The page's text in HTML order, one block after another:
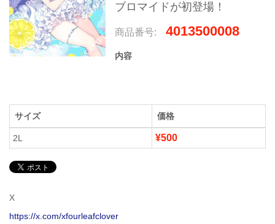
ブロマイドが初登場！
商品番号: 4013500008
内容
サイズ 価格
2L ¥500
X
https://x.com/xfourleafclover